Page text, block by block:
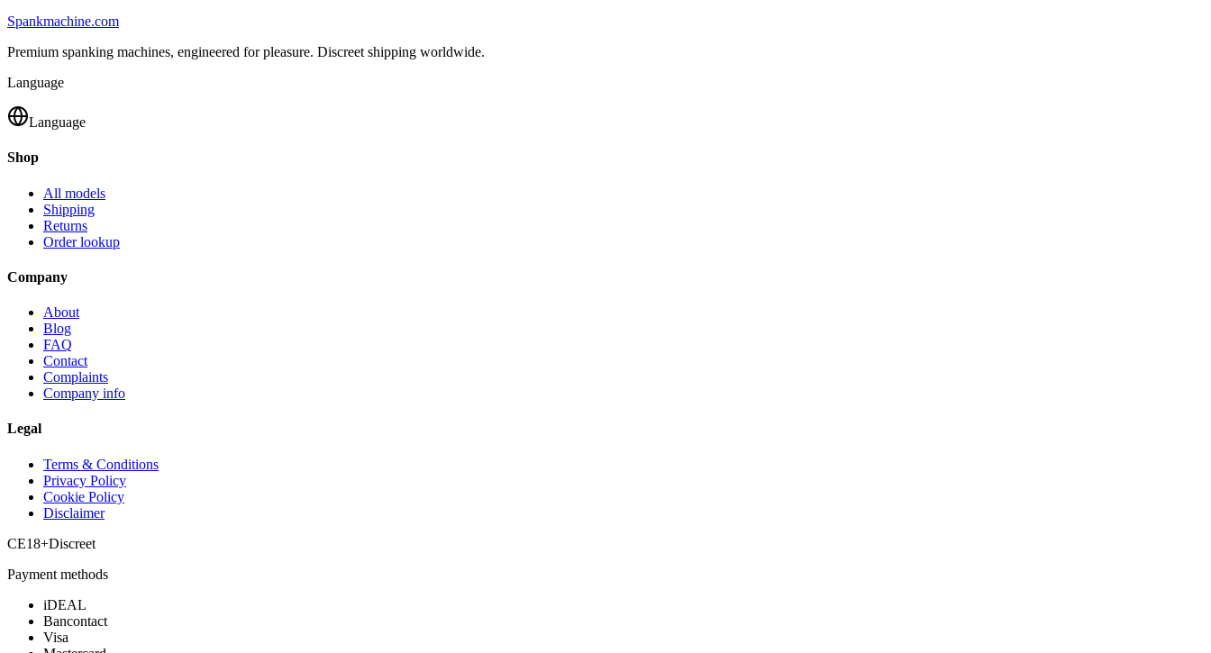
Spankmachine.com
Premium spanking machines, engineered for pleasure. Discreet shipping worldwide.
Language
Language
Shop
All models
Shipping
Returns
Order lookup
Company
About
Blog
FAQ
Contact
Complaints
Company info
Legal
Terms & Conditions
Privacy Policy
Cookie Policy
Disclaimer
CE18+Discreet
Payment methods
iDEAL
Bancontact
Visa